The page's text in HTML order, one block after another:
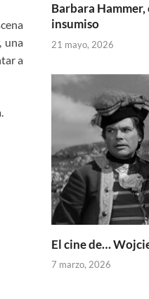
una
a
Barbara
insumiso
21 mayo, 2026
El cine de…
7 marzo, 2026